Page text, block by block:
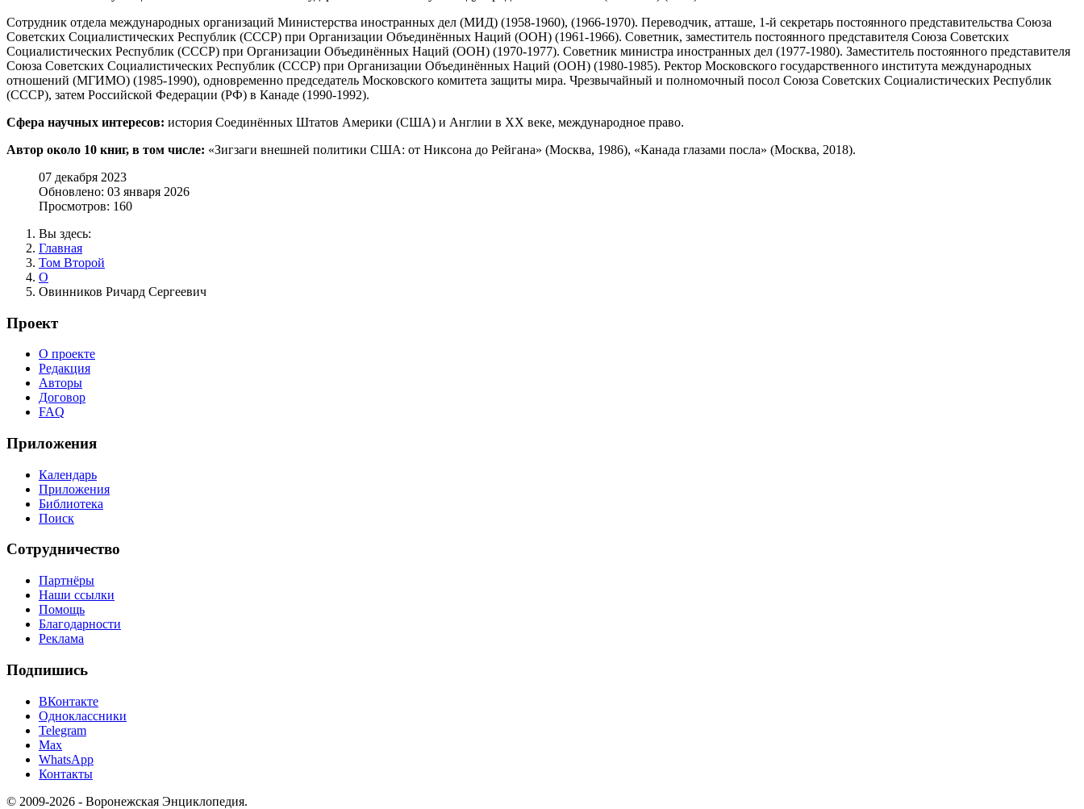
Сотрудник отдела международных организаций Министерства иностранных дел (МИД) (1958-1960), (1966-1970). Переводчик, атташе, 1-й секретарь постоянного представительства Союза
Советских Социалистических Республик (СССР) при Организации Объединённых Наций (ООН) (1961-1966). Советник, заместитель постоянного представителя Союза Советских
Социалистических Республик (СССР) при Организации Объединённых Наций (ООН) (1970-1977). Советник министра иностранных дел (1977-1980). Заместитель постоянного представителя
Союза Советских Социалистических Республик (СССР) при Организации Объединённых Наций (ООН) (1980-1985). Ректор Московского государственного института международных
отношений (МГИМО) (1985-1990), одновременно председатель Московского комитета защиты мира. Чрезвычайный и полномочный посол Союза Советских Социалистических Республик
(СССР), затем Российской Федерации (РФ) в Канаде (1990-1992).
Сфера научных интересов: история Соединённых Штатов Америки (США) и Англии в XX веке, международное право.
Автор около 10 книг, в том числе: «Зигзаги внешней политики США: от Никсона до Рейгана» (Москва, 1986), «Канада глазами посла» (Москва, 2018).
07 декабря 2023
Обновлено: 03 января 2026
Просмотров: 160
Вы здесь:
Главная
Том Второй
О
Овинников Ричард Сергеевич
Проект
О проекте
Редакция
Авторы
Договор
FAQ
Приложения
Календарь
Приложения
Библиотека
Поиск
Сотрудничество
Партнёры
Наши ссылки
Помощь
Благодарности
Реклама
Подпишись
ВКонтакте
Одноклассники
Telegram
Max
WhatsApp
Контакты
© 2009-2026 - Воронежская Энциклопедия.